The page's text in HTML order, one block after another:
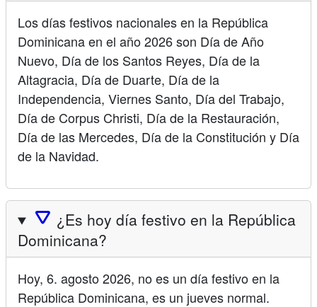
Los días festivos nacionales en la República
Dominicana en el año 2026 son Día de Año
Nuevo, Día de los Santos Reyes, Día de la
Altagracia, Día de Duarte, Día de la
Independencia, Viernes Santo, Día del Trabajo,
Día de Corpus Christi, Día de la Restauración,
Día de las Mercedes, Día de la Constitución y Día
de la Navidad.
🛆 ¿Es hoy día festivo en la República
Dominicana?
Hoy, 6. agosto 2026, no es un día festivo en la
República Dominicana, es un jueves normal.